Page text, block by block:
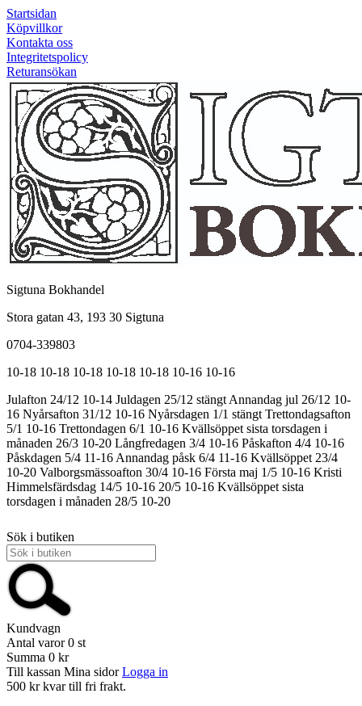
Startsidan
Köpvillkor
Kontakta oss
Integritetspolicy
Returansökan
Sigtuna Bokhandel
Stora gatan 43, 193 30 Sigtuna
0704-339803
10-18 10-18 10-18 10-18 10-18 10-16 10-16
Julafton 24/12 10-14 Juldagen 25/12 stängt Annandag jul 26/12 10-
16 Nyårsafton 31/12 10-16 Nyårsdagen 1/1 stängt Trettondagsafton
5/1 10-16 Trettondagen 6/1 10-16 Kvällsöppet sista torsdagen i
månaden 26/3 10-20 Långfredagen 3/4 10-16 Påskafton 4/4 10-16
Påskdagen 5/4 11-16 Annandag påsk 6/4 11-16 Kvällsöppet 23/4
10-20 Valborgsmässoafton 30/4 10-16 Första maj 1/5 10-16 Kristi
Himmelsfärdsdag 14/5 10-16 20/5 10-16 Kvällsöppet sista
torsdagen i månaden 28/5 10-20
Sök i butiken
Kundvagn
Antal varor 0 st
Summa 0 kr
Till kassan Mina sidor Logga in
500 kr kvar till fri frakt.